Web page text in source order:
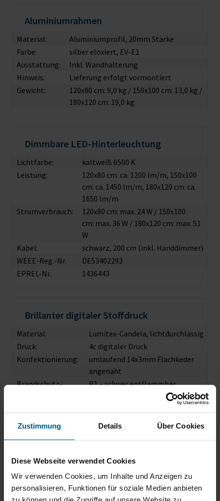
Zustimmung Details Über Cookies
Diese Webseite verwendet Cookies
Wir verwenden Cookies, um Inhalte und Anzeigen zu
personalisieren, Funktionen für soziale Medien anbieten
Aluminiumrahmen
Material:
Aluminiumprofil, 20mm Stärke
Farbe:
silber eloxiert, EV-E1
Ausstattung:
Inkl. Wandhalterung
Hinweis:
Lieferung erfolgt vormontiert
Gewicht:
120x80 cm: 9,0 kg / 150x100 cm: 13,0 kg /
180x120 cm: 19,0 kg
Dimmbare LED-Hinterleuchtung
Lichtfarbe:
kaltweiß 6500 K
Leistung:
120x80 cm: ca. 1200 lm/m, 150x100
cm: ca. 1450 lm/m, 180x120 cm: ca.
1650 lm/m
Stromverbrauch:
120x80 cm: max. 24 W / 150x100
cm: max. 36 W / 180x120 cm: max. 51
W
Kabel:
schwarz, 200 cm (inkl. Handdimmer)
WEEE-Reg.-Nr.
DE53402293
EPREL-Nr.
1436443
Brillanter digitaler Stoffdruck
Material:
Lumitex-Candela, lichtdurchlässig
Druck:
4c digitaler Druck
Konfektionierung:
umlaufend 14x3mm Flachkeder
angenäht
Brandschutz­
B1 – schwer entflammbar
Wandhalterung für beleuchtete
Wandbilder
bestehend aus:
Wandmontageschienen